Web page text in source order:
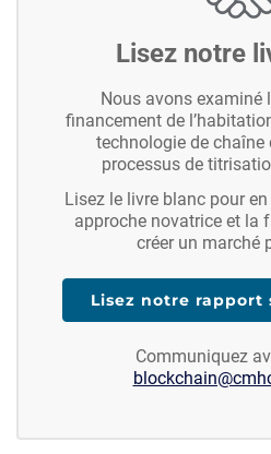
Lisez notre
Nous avons examiné
financement de
technologie de chaîne
processus de
Lisez le livre blanc pour
approche novatrice et la
créer un marché
Lisez notre rapport
Communiquez